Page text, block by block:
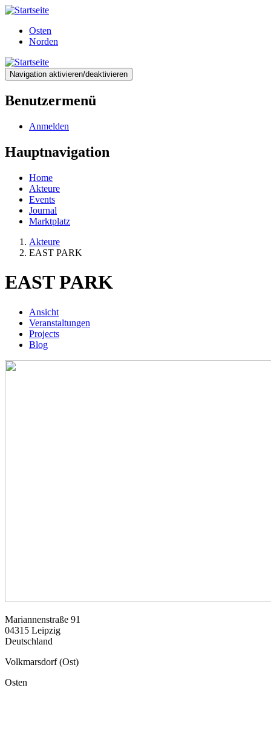
Direkt
Inhalt
Osten
Norden
Navigation aktivieren/deaktivieren
Benutzermenü
Anmelden
Hauptnavigation
Home
Akteure
Events
Journal
Marktplatz
Akteure
EAST PARK
EAST PARK
Primäre
Reiter
Ansicht
Reiter)
Veranstaltungen
Projects
Blog
Mariannenstraße 91
04315 Leipzig
Deutschland
Volkmarsdorf (Ost)
Osten